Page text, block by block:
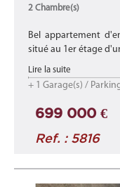
2 Chambre(s)
Bel appartement
situé au 1er étage
rue calme à
Idéalement situé, il se
Lire la suite
+ 1 Garage(s) /
699 000 €
Ref. : 5816